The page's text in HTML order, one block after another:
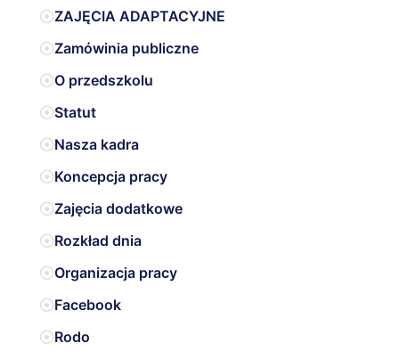
ZAJĘCIA ADAPTACYJNE
Zamówinia publiczne
O przedszkolu
Statut
Nasza kadra
Koncepcja pracy
Zajęcia dodatkowe
Rozkład dnia
Organizacja pracy
Facebook
Rodo